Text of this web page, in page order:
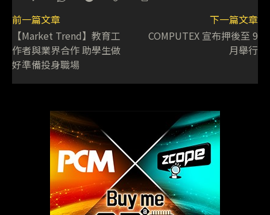
前一篇文章
【Market Trend】教育工
作者與業界合作 助學生做
好準備投身職場
下一篇文章
COMPUTEX 宣布押後至 9
月舉行